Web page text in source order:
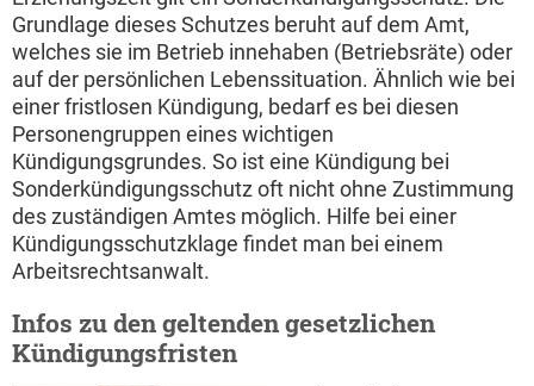
Grundlage dieses Schutzes beruht auf dem Amt,
welches sie im Betrieb innehaben (Betriebsräte) oder
auf der persönlichen Lebenssituation. Ähnlich wie bei
einer fristlosen Kündigung, bedarf es bei diesen
Personengruppen eines wichtigen
Kündigungsgrundes. So ist eine Kündigung bei
Sonderkündigungsschutz oft nicht ohne Zustimmung
des zuständigen Amtes möglich. Hilfe bei einer
Kündigungsschutzklage findet man bei einem
Arbeitsrechtsanwalt.
Infos zu den geltenden gesetzlichen
Kündigungsfristen